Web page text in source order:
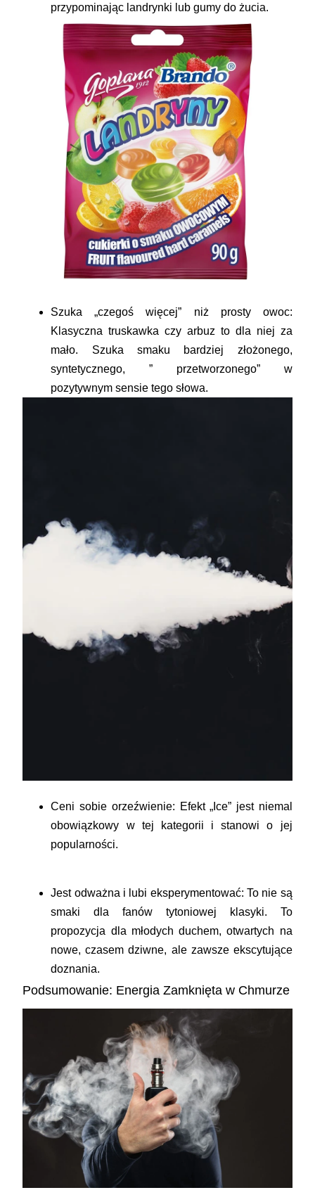
przypominając landrynki lub gumy do żucia.
Szuka „czegoś więcej” niż prosty owoc:
Klasyczna truskawka czy arbuz to dla niej za
mało. Szuka smaku bardziej złożonego,
syntetycznego, ” przetworzonego” w
pozytywnym sensie tego słowa.
Ceni sobie orzeźwienie: Efekt „Ice” jest niemal
obowiązkowy w tej kategorii i stanowi o jej
popularności.
Jest odważna i lubi eksperymentować: To nie są
smaki dla fanów tytoniowej klasyki. To
propozycja dla młodych duchem, otwartych na
nowe, czasem dziwne, ale zawsze ekscytujące
doznania.
Podsumowanie: Energia Zamknięta w Chmurze